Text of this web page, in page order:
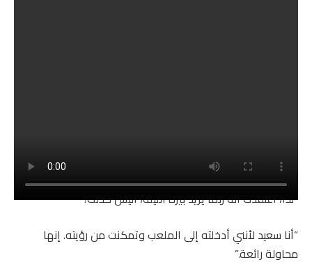
ولكنني مستعد بنسبة 100% للذهاب”.
“لذا، اعتقدت أنه ربما يريد بيرة الليلة، أليس كذلك؟
“أنا سعيد لأنني أدخلته إلى الملعب وتمكنت من رؤيته. إنها
محاولة رائعة.”